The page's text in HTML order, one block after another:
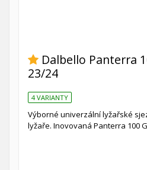
Dalbello Panterra
23/24
4 VARIANTY
Výborné univerzální lyžařské
lyžaře. Inovovaná Panterra 100